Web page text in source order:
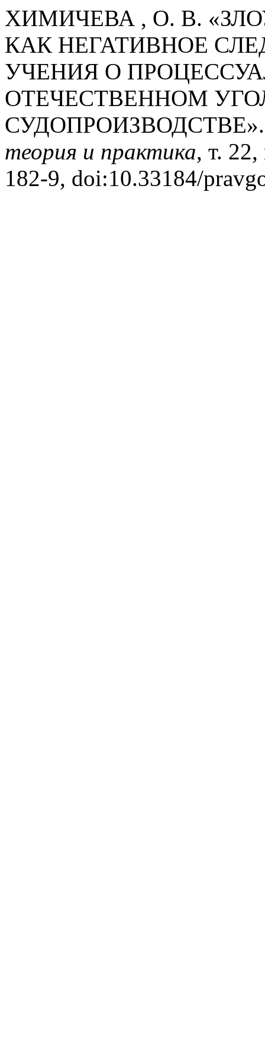
ХИМИЧЕВА , О. В.
КАК НЕГАТИВНОЕ
УЧЕНИЯ О
ОТЕЧЕСТВЕННОМ
теория и практика, т.
182-9, doi:10.33184/